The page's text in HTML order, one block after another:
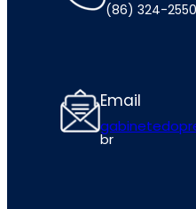
(86) 324-2550
Email
br